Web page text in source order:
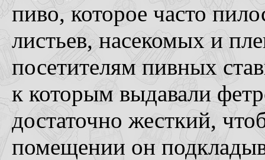
пиво, которое часто
листьев, насекомых и
посетителям пивных
к которым выдавали
достаточно жесткий,
помещении он